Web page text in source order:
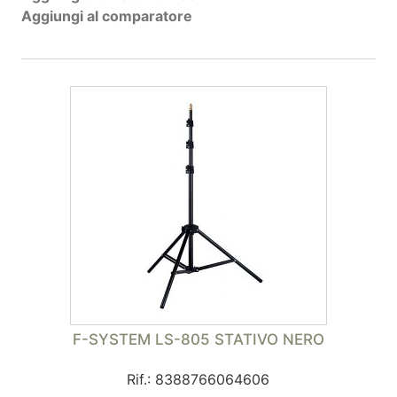
Aggiungi al comparatore
F-SYSTEM LS-805 STATIVO NERO
Rif.: 8388766064606